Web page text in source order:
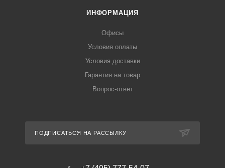
ИНФОРМАЦИЯ
Офисы
Условия оплаты
Условия доставки
Гарантия на товар
Вопрос-ответ
ПОДПИСАТЬСЯ НА РАССЫЛКУ